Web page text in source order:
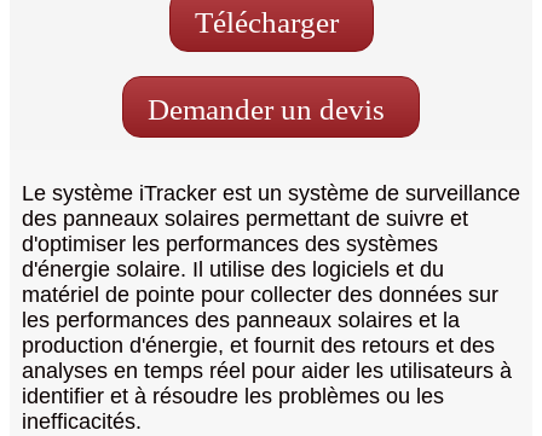
Télécharger
Demander un devis
Le système iTracker est un système de surveillance
des panneaux solaires permettant de suivre et
d'optimiser les performances des systèmes
d'énergie solaire. Il utilise des logiciels et du
matériel de pointe pour collecter des données sur
les performances des panneaux solaires et la
production d'énergie, et fournit des retours et des
analyses en temps réel pour aider les utilisateurs à
identifier et à résoudre les problèmes ou les
inefficacités.